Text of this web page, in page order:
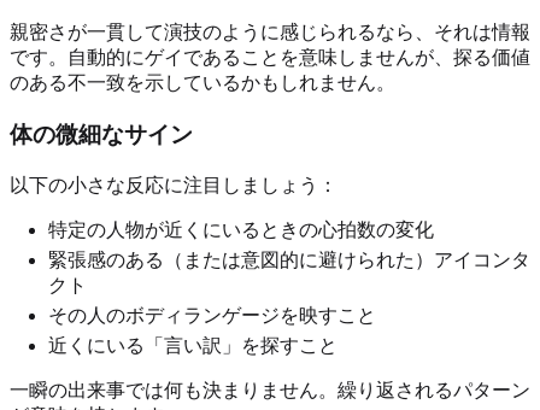
親密さが一貫して演技のように感じられるなら、それは情報
です。自動的にゲイであることを意味しませんが、探る価値
のある不一致を示しているかもしれません。
体の微細なサイン
以下の小さな反応に注目しましょう：
特定の人物が近くにいるときの心拍数の変化
緊張感のある（または意図的に避けられた）アイコンタ
クト
その人のボディランゲージを映すこと
近くにいる「言い訳」を探すこと
一瞬の出来事では何も決まりません。繰り返されるパターン